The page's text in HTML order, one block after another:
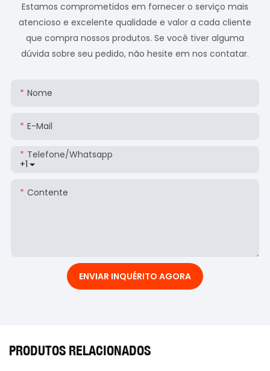
Estamos comprometidos em fornecer o serviço mais
atencioso e excelente qualidade e valor a cada cliente
que compra nossos produtos. Se você tiver alguma
dúvida sobre seu pedido, não hesite em nos contatar.
Nome
E-Mail
+1
Telefone/whatsapp
Contente
ENVIAR INQUÉRITO AGORA
PRODUTOS RELACIONADOS